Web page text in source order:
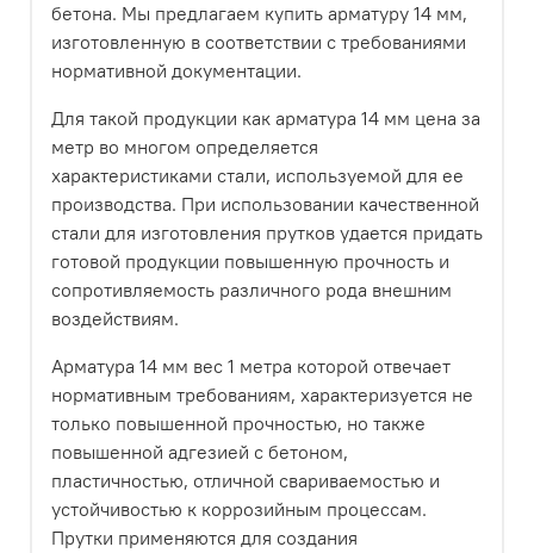
бетона. Мы предлагаем купить арматуру 14 мм,
изготовленную в соответствии с требованиями
нормативной документации.
Для такой продукции как арматура 14 мм цена за
метр во многом определяется
характеристиками стали, используемой для ее
производства. При использовании качественной
стали для изготовления прутков удается придать
готовой продукции повышенную прочность и
сопротивляемость различного рода внешним
воздействиям.
Арматура 14 мм вес 1 метра которой отвечает
нормативным требованиям, характеризуется не
только повышенной прочностью, но также
повышенной адгезией с бетоном,
пластичностью, отличной свариваемостью и
устойчивостью к коррозийным процессам.
Прутки применяются для создания